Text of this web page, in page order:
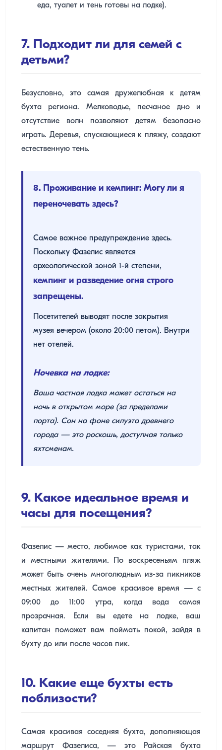
еда, туалет и тень готовы на лодке).
7. Подходит ли для семей с
детьми?
Безусловно, это самая дружелюбная к детям
бухта региона. Мелководье, песчаное дно и
отсутствие волн позволяют детям безопасно
играть. Деревья, спускающиеся к пляжу, создают
естественную тень.
8. Проживание и кемпинг: Могу ли я
переночевать здесь?
Самое важное предупреждение здесь.
Поскольку Фазелис является
археологической зоной 1-й степени,
кемпинг и разведение огня строго
запрещены.
Посетителей выводят после закрытия
музея вечером (около 20:00 летом). Внутри
нет отелей.
Ночевка на лодке:
Ваша частная лодка может остаться на
ночь в открытом море (за пределами
порта). Сон на фоне силуэта древнего
города — это роскошь, доступная только
яхтсменам.
9. Какое идеальное время и
часы для посещения?
Фазелис — место, любимое как туристами, так
и местными жителями. По воскресеньям пляж
может быть очень многолюдным из-за пикников
местных жителей. Самое красивое время — с
09:00 до 11:00 утра, когда вода самая
прозрачная. Если вы едете на лодке, ваш
капитан поможет вам поймать покой, зайдя в
бухту до или после часов пик.
10. Какие еще бухты есть
поблизости?
Самая красивая соседняя бухта, дополняющая
маршрут Фазелиса, — это Райская бухта